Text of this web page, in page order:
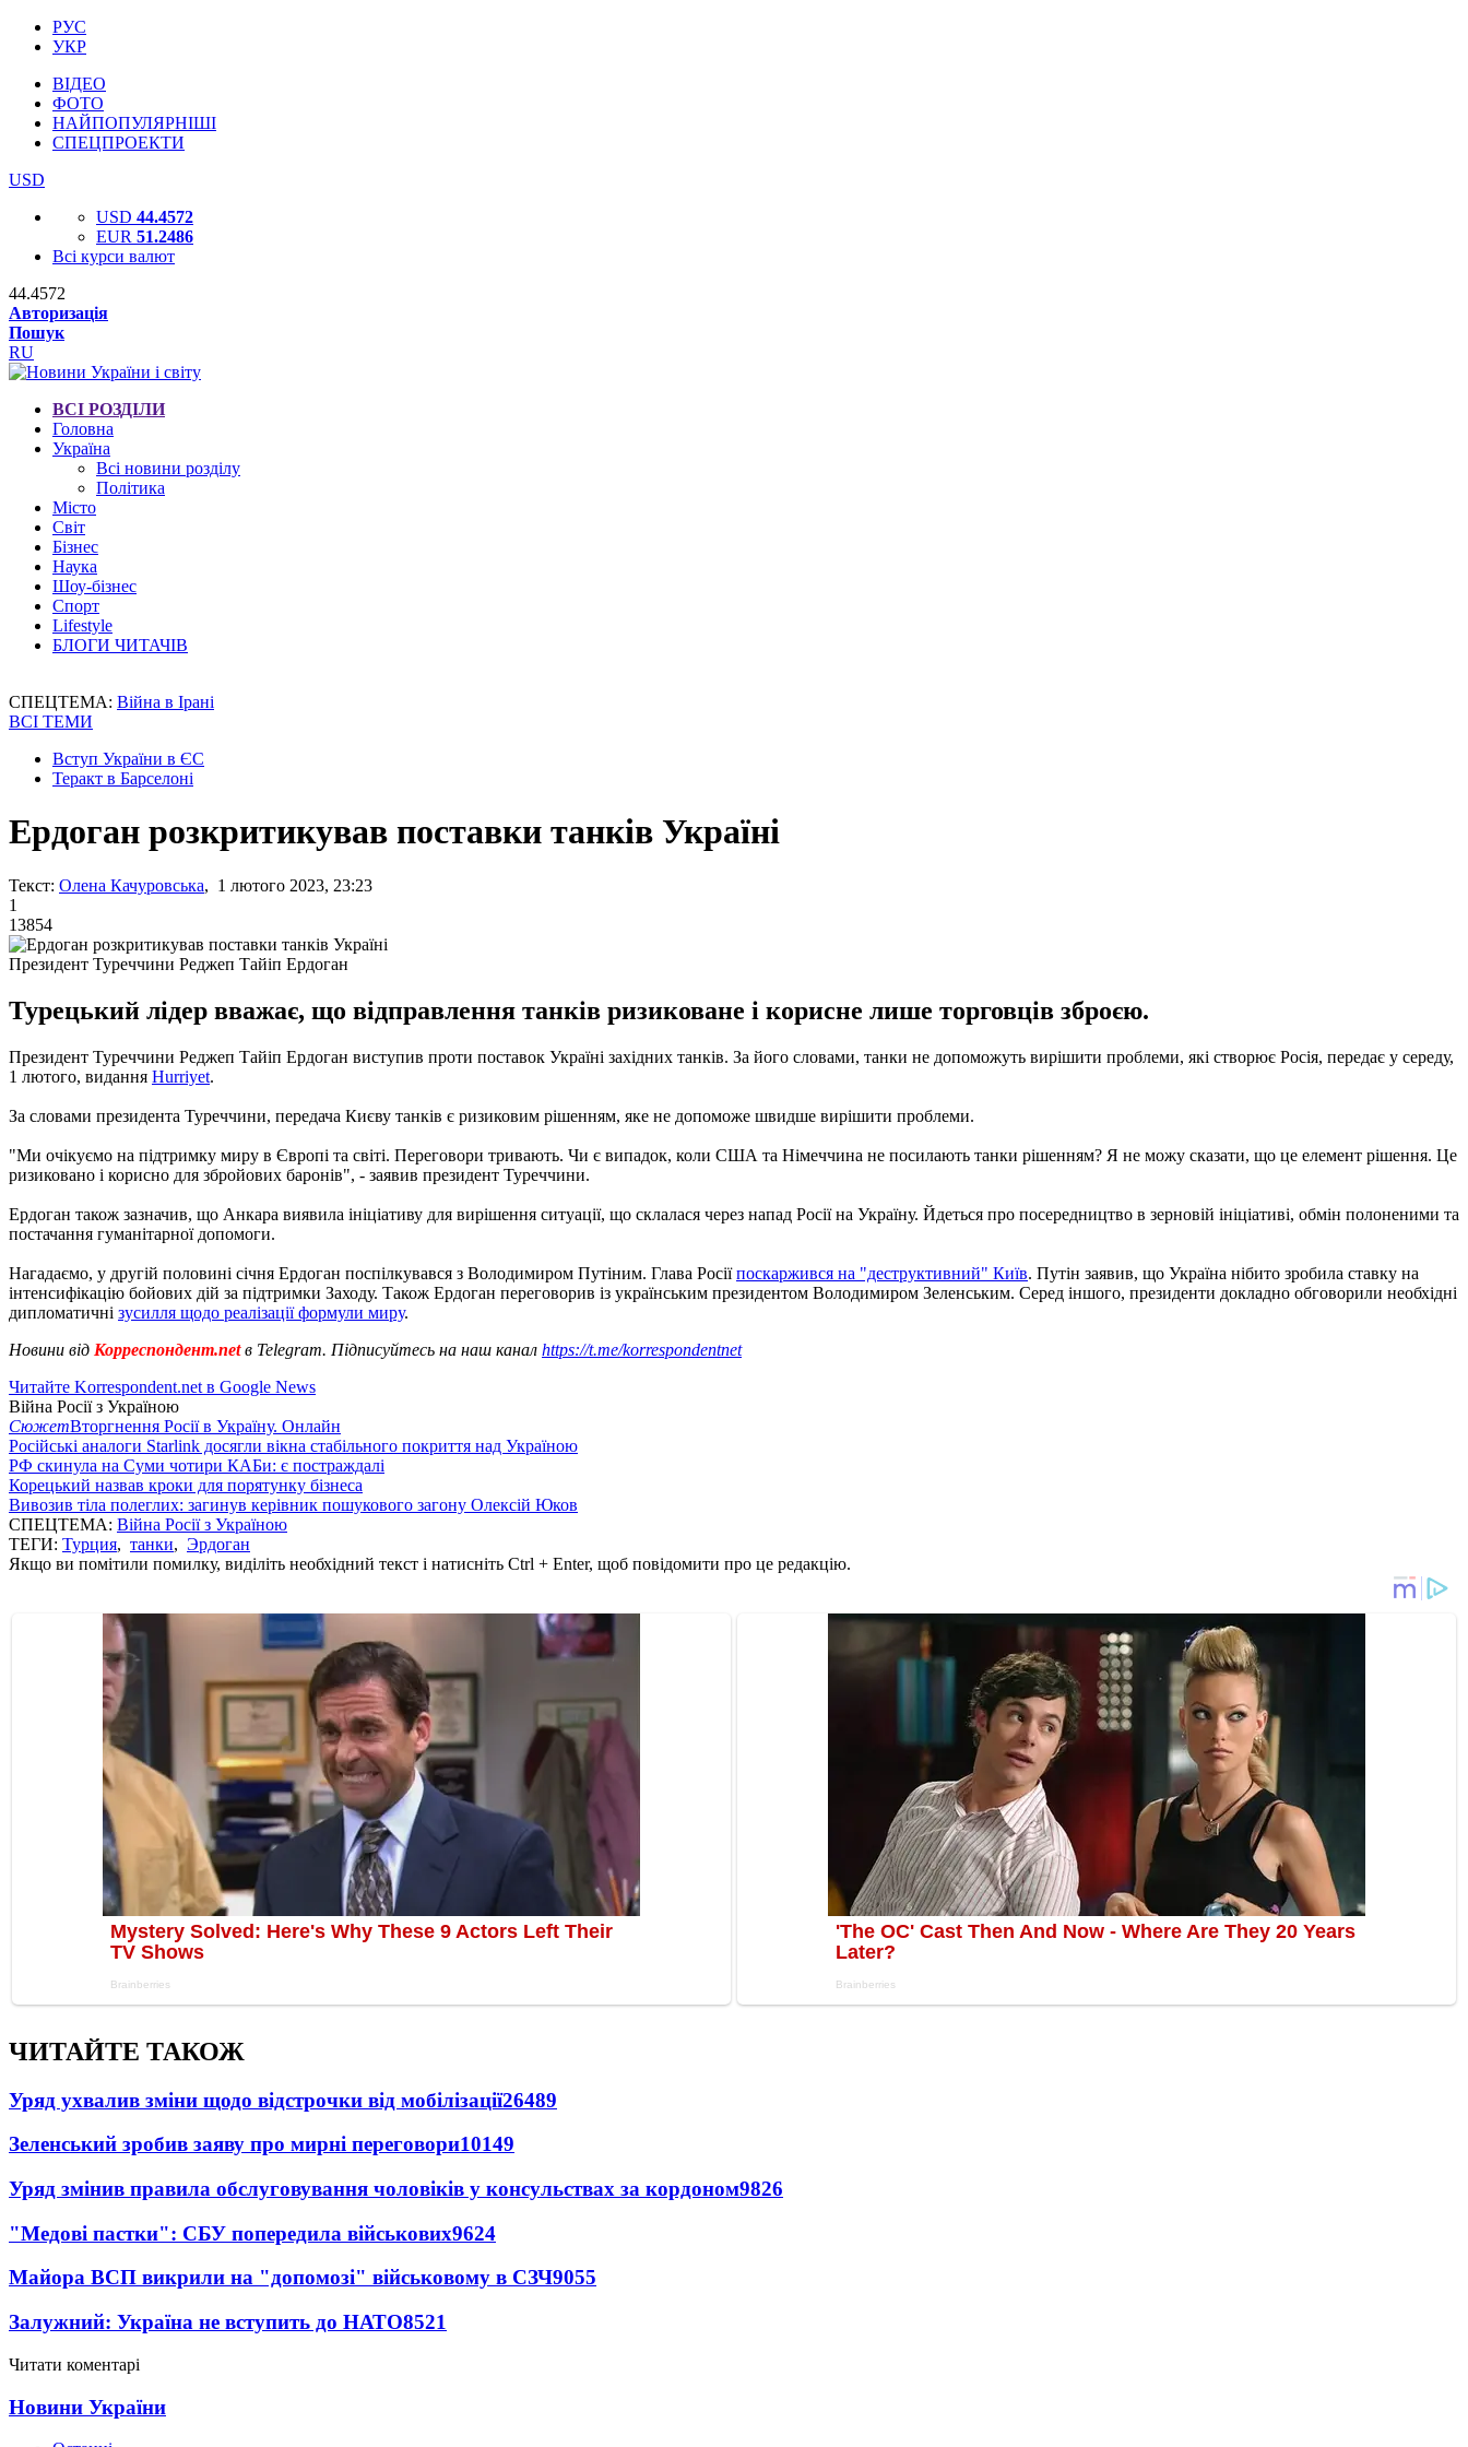
РУС
УКР
ВІДЕО
ФОТО
НАЙПОПУЛЯРНІШІ
СПЕЦПРОЕКТИ
USD
USD 44.4572
EUR 51.2486
Всі курси валют
44.4572
Авторизація
Пошук
RU
ВСІ РОЗДІЛИ
Головна
Україна
Всі новини розділу
Політика
Місто
Світ
Бізнес
Наука
Шоу-бізнес
Спорт
Lifestyle
БЛОГИ ЧИТАЧІВ
СПЕЦТЕМА: Війна в Ірані
ВСІ ТЕМИ
Вступ України в ЄС
Теракт в Барселоні
Ердоган розкритикував поставки танків Україні
Текст: Олена Качуровська, 1 лютого 2023, 23:23
1
13854
Президент Туреччини Реджеп Тайіп Ердоган
Турецький лідер вважає, що відправлення танків ризиковане і корисне лише торговців зброєю.
Президент Туреччини Реджеп Тайіп Ердоган виступив проти поставок Україні західних танків. За його словами, танки не допоможуть вирішити проблеми, які створює Росія, передає у середу,
1 лютого, видання Hurriyet.
За словами президента Туреччини, передача Києву танків є ризиковим рішенням, яке не допоможе швидше вирішити проблеми.
"Ми очікуємо на підтримку миру в Європі та світі. Переговори тривають. Чи є випадок, коли США та Німеччина не посилають танки рішенням? Я не можу сказати, що це елемент рішення. Це
ризиковано і корисно для збройових баронів", - заявив президент Туреччини.
Ердоган також зазначив, що Анкара виявила ініціативу для вирішення ситуації, що склалася через напад Росії на Україну. Йдеться про посередництво в зерновій ініціативі, обмін полоненими та
постачання гуманітарної допомоги.
Нагадаємо, у другій половині січня Ердоган поспілкувався з Володимиром Путіним. Глава Росіїпоскаржився на "деструктивний" Київ. Путін заявив, що Україна нібито зробила ставку на
інтенсифікацію бойових дій за підтримки Заходу. Також Ердоган переговорив із українським президентом Володимиром Зеленським. Серед іншого, президенти докладно обговорили необхідні
дипломатичні зусилля щодо реалізації формули миру.
Новини від Корреспондент.netв Telegram. Підписуйтесь на наш канал https://t.me/korrespondentnet
Читайте Korrespondent.net в Google News
Війна Росії з Україною
СюжетВторгнення Росії в Україну. Онлайн
Російські аналоги Starlink досягли вікна стабільного покриття над Україною
РФ скинула на Суми чотири КАБи: є постраждалі
Корецький назвав кроки для порятунку бізнеса
Вивозив тіла полеглих: загинув керівник пошукового загону Олексій Юков
СПЕЦТЕМА: Війна Росії з Україною
ТЕГИ: Турция, танки, Эрдоган
Якщо ви помітили помилку, виділіть необхідний текст і натисніть Ctrl + Enter, щоб повідомити про це редакцію.
ЧИТАЙТЕ ТАКОЖ
Уряд ухвалив зміни щодо відстрочки від мобілізації26489
Зеленський зробив заяву про мирні переговори10149
Уряд змінив правила обслуговування чоловіків у консульствах за кордоном9826
"Медові пастки": СБУ попередила військових9624
Майора ВСП викрили на "допомозі" військовому в СЗЧ9055
Залужний: Україна не вступить до НАТО8521
Читати коментарі
Новини України